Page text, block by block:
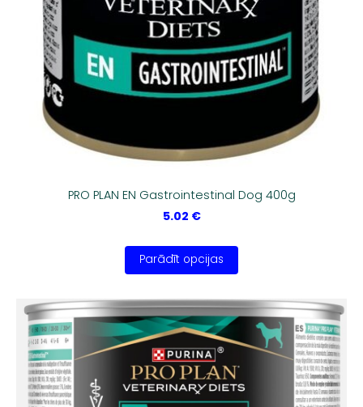
PRO PLAN EN Gastrointestinal Dog 400g
5.02 €
Parādīt opcijas